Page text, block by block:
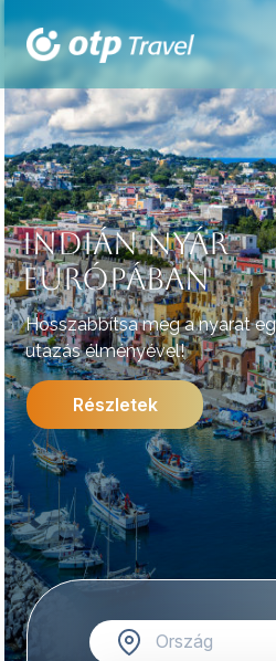
INDIÁN NYÁR
EURÓPÁBAN
Hosszabbítsa meg a nyarat
utazás élményével!
Részletek